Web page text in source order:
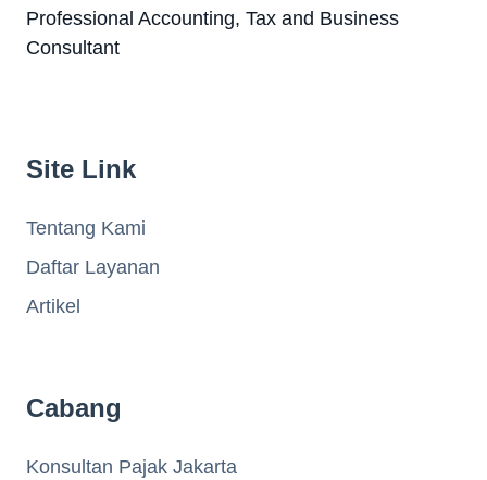
Professional Accounting, Tax and Business
Consultant
Site Link
Tentang Kami
Daftar Layanan
Artikel
Cabang
Konsultan Pajak Jakarta